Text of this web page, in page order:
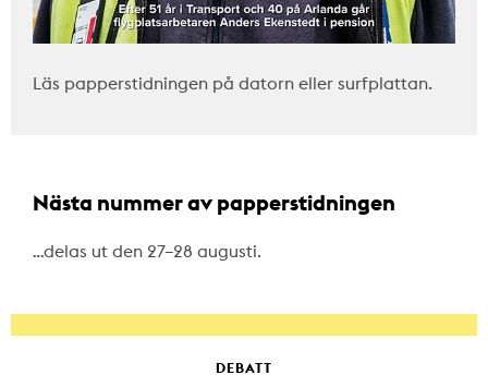
Läs papperstidningen på datorn eller surfplattan.
Nästa nummer av papperstidningen
…delas ut den 27–28 augusti.
DEBATT